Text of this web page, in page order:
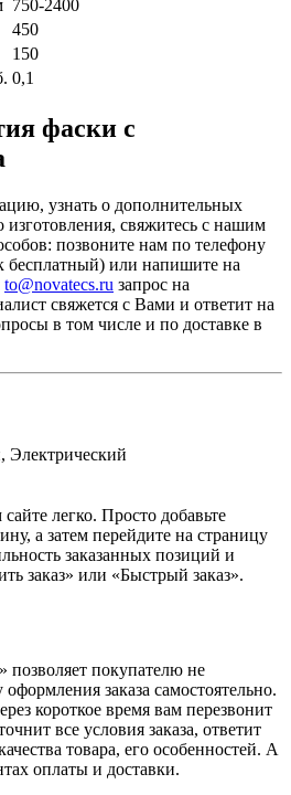
750-2400
450
150
0,1
фаски с
узнать о дополнительных
изготовления, свяжитесь с нашим
позвоните нам по телефону
бесплатный) или напишите на
to@novatecs.ru запрос на
свяжется с Вами и ответит на
в том числе и по доставке в
Электрический
легко. Просто добавьте
а затем перейдите на страницу
заказанных позиций и
заказ» или «Быстрый заказ».
позволяет покупателю не
заказа самостоятельно.
короткое время вам перезвонит
все условия заказа, ответит
товара, его особенностей. А
оплаты и доставки.